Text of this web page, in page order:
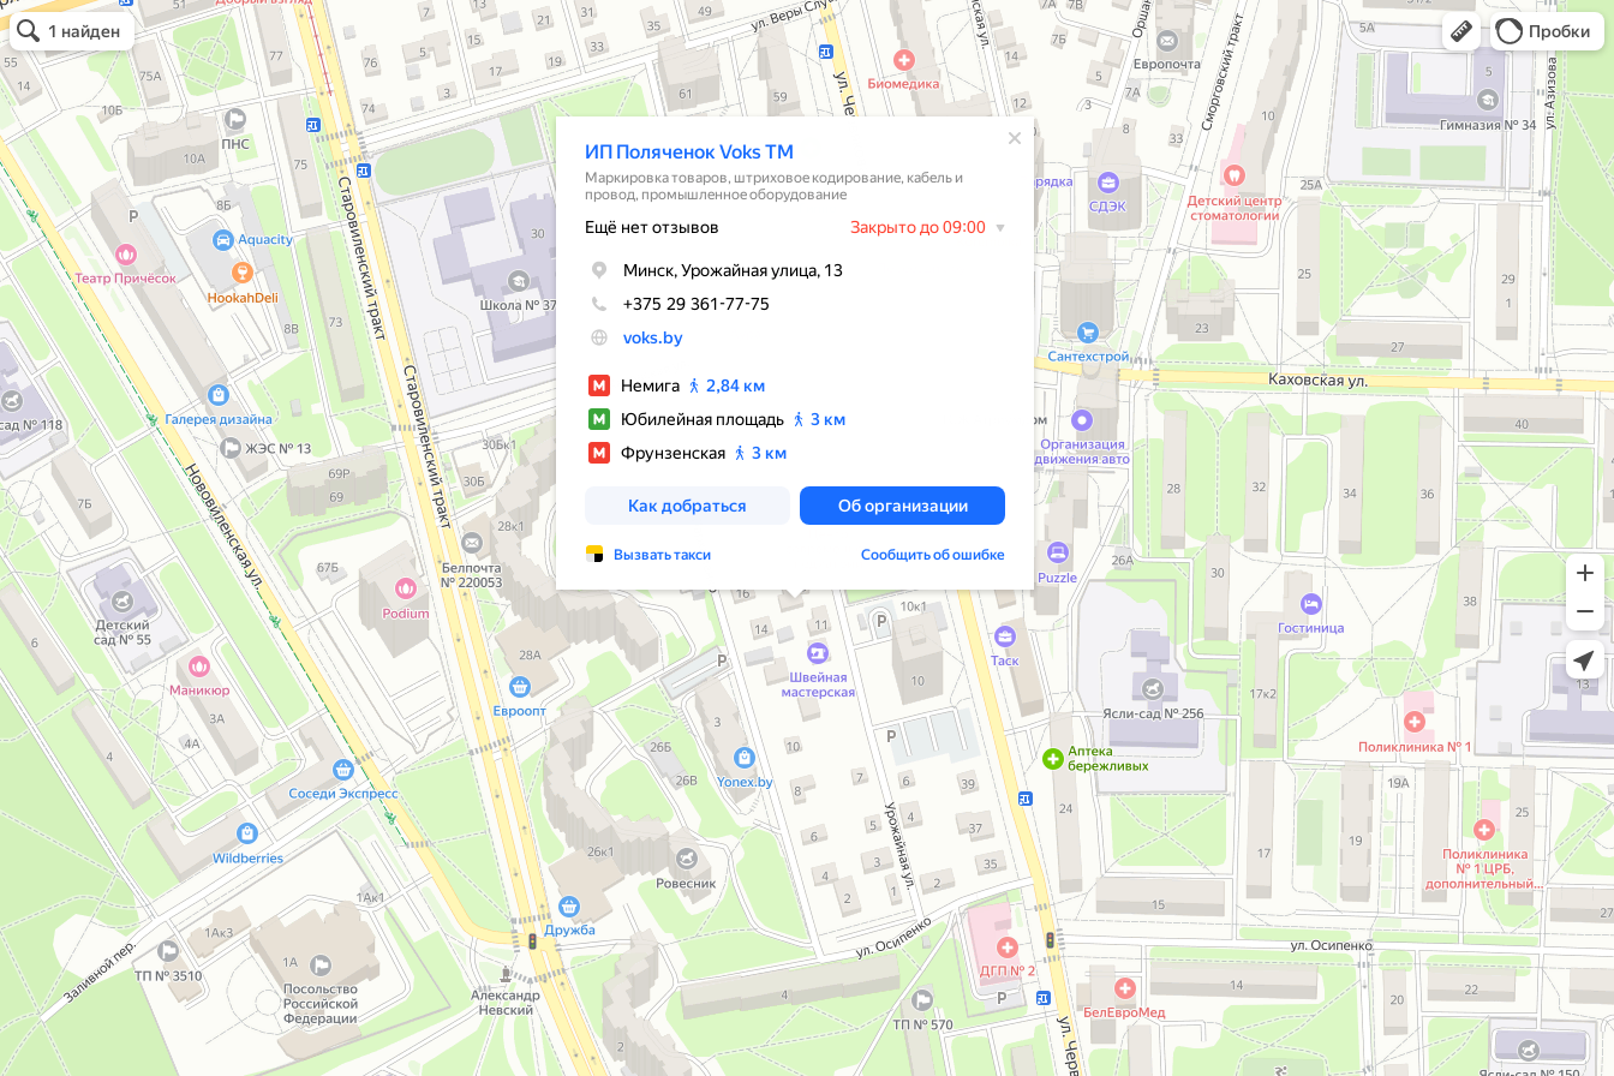
ИП Поляченок Voks TMМаркировка товаров, штриховое кодирование
Пробки
Открыть в Картах
1 найден
ИП Поляченок Voks TM
Маркировка товаров, штриховое кодирование, кабель и
провод, промышленное оборудование
Ещё нет отзывов Закрыто до 09:00
Минск, Урожайная улица, 13
+375 29 361-77-75
voks.by
Немига
2,84 км
Юбилейная площадь
3 км
Фрунзенская
3 км
Как добраться Об организации
Вызвать такси Сообщить об ошибке